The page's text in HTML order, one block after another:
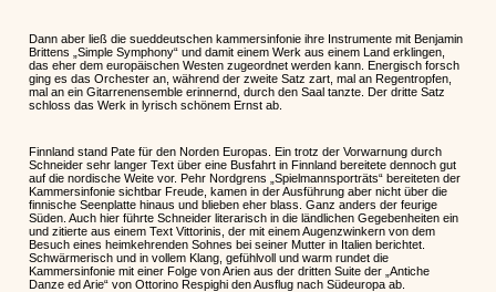
Dann aber ließ die sueddeutschen kammersinfonie ihre Instrumente mit Benjamin
Brittens „Simple Symphony“ und damit einem Werk aus einem Land erklingen,
das eher dem europäischen Westen zugeordnet werden kann. Energisch forsch
ging es das Orchester an, während der zweite Satz zart, mal an Regentropfen,
mal an ein Gitarrenensemble erinnernd, durch den Saal tanzte. Der dritte Satz
schloss das Werk in lyrisch schönem Ernst ab.
Finnland stand Pate für den Norden Europas. Ein trotz der Vorwarnung durch
Schneider sehr langer Text über eine Busfahrt in Finnland bereitete dennoch gut
auf die nordische Weite vor. Pehr Nordgrens „Spielmannsporträts“ bereiteten der
Kammersinfonie sichtbar Freude, kamen in der Ausführung aber nicht über die
finnische Seenplatte hinaus und blieben eher blass. Ganz anders der feurige
Süden. Auch hier führte Schneider literarisch in die ländlichen Gegebenheiten ein
und zitierte aus einem Text Vittorinis, der mit einem Augenzwinkern von dem
Besuch eines heimkehrenden Sohnes bei seiner Mutter in Italien berichtet.
Schwärmerisch und in vollem Klang, gefühlvoll und warm rundet die
Kammersinfonie mit einer Folge von Arien aus der dritten Suite der „Antiche
Danze ed Arie“ von Ottorino Respighi den Ausflug nach Südeuropa ab.